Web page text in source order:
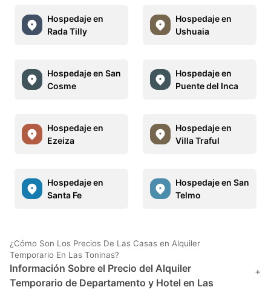
Hospedaje en
Rada Tilly
Hospedaje en
Ushuaia
Hospedaje en San
Cosme
Hospedaje en
Puente del Inca
Hospedaje en
Ezeiza
Hospedaje en
Villa Traful
Hospedaje en
Santa Fe
Hospedaje en San
Telmo
¿Cómo Son Los Precios De Las Casas en Alquiler
Temporario En Las Toninas?
Información Sobre el Precio del Alquiler
Temporario de Departamento y Hotel en Las
+